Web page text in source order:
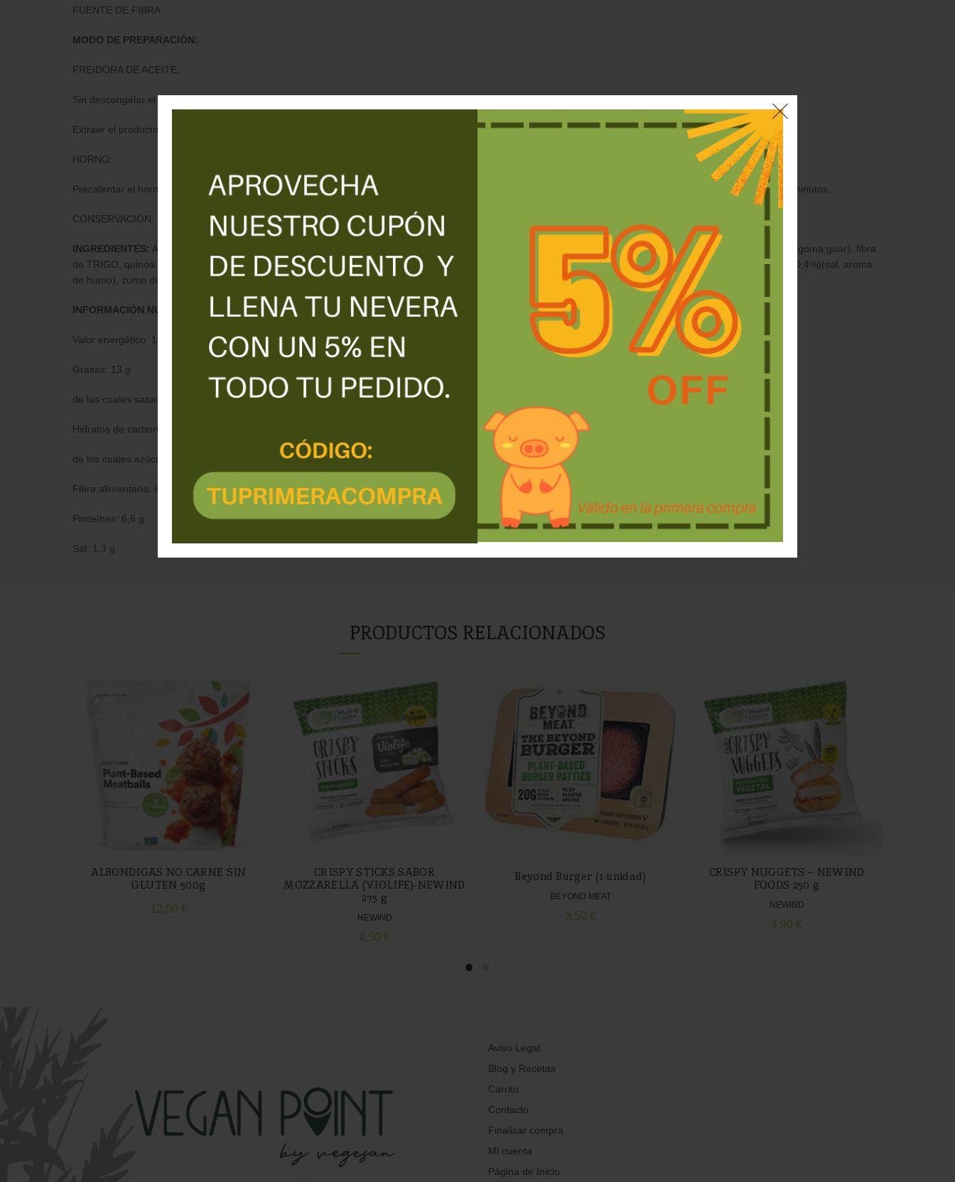
FUENTE DE FIBRA
MODO DE PREPARACIÓN:
FREIDORA DE ACEITE:
Sin descongelar el producto, sacar del envase y freír en abundante aceite muy caliente (180ºC) durante 2 minutos 30 segundos.
Extraer el producto de la freidora, colocarlo en un plato y dejar reposar antes de servir.
HORNO:
Precalentar el horno durante 10 minutos a 200ºC (horno de aire). Sin descongelar el producto, sacar del envase, colocarlo en una bandeja y hornear durante 7 minutos.
CONSERVACIÓN: Conservar en Congelador *** (-18ºC)
INGREDIENTES: Agua, maíz, aceite de girasol, proteínas vegetales (7%) (TRIGO, SOJA, guisante), harina de TRIGO, espesantes (metilcelulosa, carragenanos, goma guar), fibra
de TRIGO, quinoa roja, almidón, grasa de coco, sal, aroma natural, aroma natural a pollo, humectante (glicerina), especias, extracto de levadura, sal ahumada (0,4%)(sal, aroma
de humo), zumo de limón concentrado, extracto de malta de CEBADA, dextrosa, gelificante (cloruro potásico).
INFORMACIÓN NUTRICIONAL:
Valor energético: 1017 kJ / 244 kcal
Grasas: 13 g
de las cuales saturadas: 2,4 g
Hidratos de carbono: 22 g
de los cuales azúcares: 1,0 g
Fibra alimentaria: 6,2
Proteínas: 6,6 g
Sal: 1,3 g
PRODUCTOS RELACIONADOS
ALBONDIGAS NO CARNE SIN
GLUTEN 500g
12,50 €
CRISPY STICKS SABOR
MOZZARELLA (VIOLIFE)-NEWIND
275 g
NEWIND
4,50 €
Beyond Burger (1 unidad)
BEYOND MEAT
3,50 €
CRISPY NUGGETS – NEWIND
FOODS 250 g
NEWIND
4,90 €
Aviso Legal
Blog y Recetas
Carrito
Contacto
Finalizar compra
Mi cuenta
Página de Inicio